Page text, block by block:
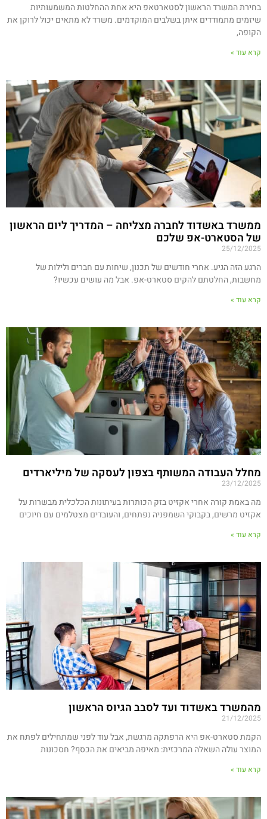
בחירת המשרד הראשון לסטארטאפ היא אחת ההחלטות המשמעותיות
שיזמים מתמודדים איתן בשלבים המוקדמים. משרד לא מתאים יכול לרוקן את
הקופה,
קרא עוד »
ממשרד באשדוד לחברה מצליחה – המדריך ליום הראשון
של הסטארט-אפ שלכם
25/12/2025
הרגע הזה הגיע. אחרי חודשים של תכנון, שיחות עם חברים ולילות של
מחשבות, החלטתם להקים סטארט-אפ. אבל מה עושים עכשיו?
קרא עוד »
מחלל העבודה המשותף בצפון לעסקה של מיליארדים
23/12/2025
מה באמת קורה אחרי אקזיט בזק הכותרות בעיתונות הכלכלית מבשרות על
אקזיט מרשים, בקבוקי השמפניה נפתחים, והעובדים מצטלמים עם חיוכים
קרא עוד »
מהמשרד באשדוד ועד לסבב הגיוס הראשון
21/12/2025
הקמת סטארט-אפ היא הרפתקה מרגשת, אבל עוד לפני שמתחילים לפתח את
המוצר עולה השאלה המרכזית: מאיפה מביאים את הכסף? חסכונות
קרא עוד »